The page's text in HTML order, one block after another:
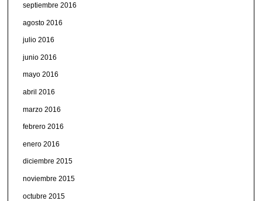
septiembre 2016
agosto 2016
julio 2016
junio 2016
mayo 2016
abril 2016
marzo 2016
febrero 2016
enero 2016
diciembre 2015
noviembre 2015
octubre 2015